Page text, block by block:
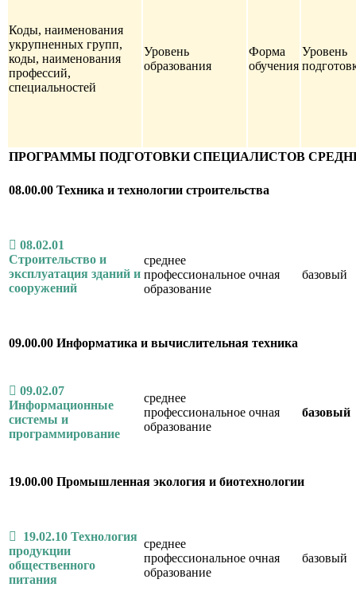
Коды, наименования
укрупненных групп,
коды, наименования
профессий,
специальностей
Уровень
образования
Форма
обучения
Уровень
ПРОГРАММЫ ПОДГОТОВКИ СПЕЦИАЛИСТОВ
08.00.00 Техника и технологии строительства
08.02.01
Строительство и
эксплуатация зданий и
сооружений
среднее
профессиональное
образование
очная базовый
09.00.00 Информатика и вычислительная техника
09.02.07
Информационные
системы и
программирование
среднее
профессиональное
образование
очная базовый
19.00.00 Промышленная экология и биотехнологии
19.02.10 Технология
продукции
общественного
питания
среднее
профессиональное
образование
очная базовый